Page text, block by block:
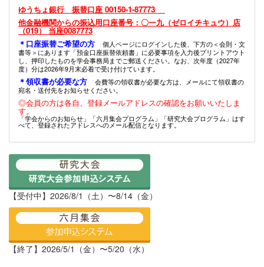
ゆうちょ銀行 振替口座 00150-1-87773
他金融機関からの振込用口座番号：〇一九（ゼロイチキュウ）店
（019） 当座0087773
＊口座振替ご希望の方
個人ページにログインした後、下方の＜会則・文
書等＞にあります「預金口座振替依頼書」に必要事項を入力後プリントアウト
し、押印したものを学会事務局までご郵送ください。なお、次年度（2027年
度）分は2026年9月末必着で受け付けています。
＊領収書が必要な方
会費等の領収書が必要な方は、メールにて領収書の
宛名・送付先をお知らせください。
◎会員の方は各自、登録メールアドレスの確認をお願いいたしま
す。
「学会からのお知らせ」「六月集会プログラム」「研究大会プログラム」はす
べて、登録されたアドレスへのメール配信となります。
【受付中】2026/8/1（土）〜8/14（金）
【終了】2026/5/1（金）〜5/20（水）